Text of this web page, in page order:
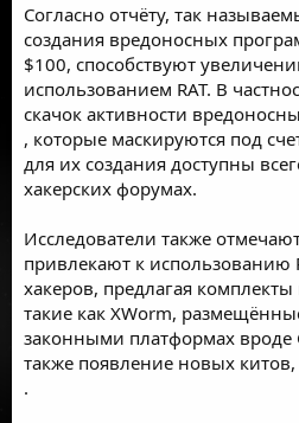
Согласно отчёту, так
создания вредоносных
$100, способствуют
использованием RAT. В
скачок активности
, которые маскируются под
для их создания доступны
хакерских форумах.
Исследователи также
привлекают к
хакеров, предлагая
такие как XWorm,
законными платформах вроде
также появление новых
.